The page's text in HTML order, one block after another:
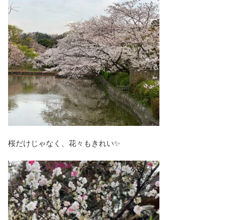
桜だけじゃなく、花々もきれい✨